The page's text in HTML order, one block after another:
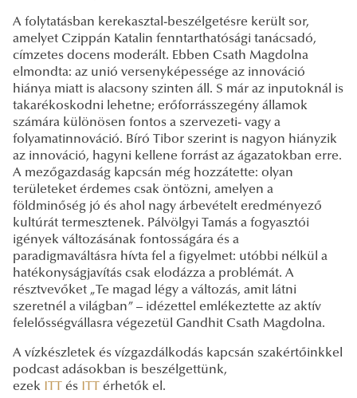
A folytatásban kerekasztal-beszélgetésre került sor,
amelyet Czippán Katalin fenntarthatósági tanácsadó,
címzetes docens moderált. Ebben Csath Magdolna
elmondta: az unió versenyképessége az innováció
hiánya miatt is alacsony szinten áll. S már az inputoknál is
takarékoskodni lehetne; erőforrásszegény államok
számára különösen fontos a szervezeti- vagy a
folyamatinnováció. Bíró Tibor szerint is nagyon hiányzik
az innováció, hagyni kellene forrást az ágazatokban erre.
A mezőgazdaság kapcsán még hozzátette: olyan
területeket érdemes csak öntözni, amelyen a
földminőség jó és ahol nagy árbevételt eredményező
kultúrát termesztenek. Pálvölgyi Tamás a fogyasztói
igények változásának fontosságára és a
paradigmaváltásra hívta fel a figyelmet: utóbbi nélkül a
hatékonyságjavítás csak elodázza a problémát. A
résztvevőket „Te magad légy a változás, amit látni
szeretnél a világban” – idézettel emlékeztette az aktív
felelősségvállasra végezetül Gandhit Csath Magdolna.
A vízkészletek és vízgazdálkodás kapcsán szakértőinkkel
podcast adásokban is beszélgettünk,
ezek
és érhetők el.